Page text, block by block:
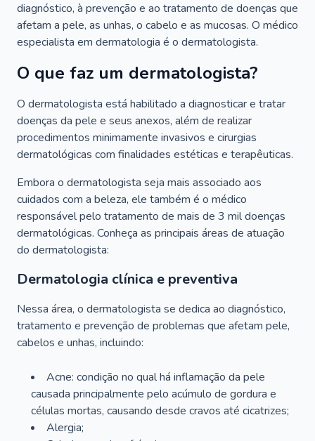
diagnóstico, à prevenção e ao tratamento de doenças que
afetam a pele, as unhas, o cabelo e as mucosas. O médico
especialista em dermatologia é o dermatologista.
O que faz um dermatologista?
O dermatologista está habilitado a diagnosticar e tratar
doenças da pele e seus anexos, além de realizar
procedimentos minimamente invasivos e cirurgias
dermatológicas com finalidades estéticas e terapêuticas.
Embora o dermatologista seja mais associado aos
cuidados com a beleza, ele também é o médico
responsável pelo tratamento de mais de 3 mil doenças
dermatológicas. Conheça as principais áreas de atuação
do dermatologista:
Dermatologia clínica e preventiva
Nessa área, o dermatologista se dedica ao diagnóstico,
tratamento e prevenção de problemas que afetam pele,
cabelos e unhas, incluindo:
Acne: condição no qual há inflamação da pele
causada principalmente pelo acúmulo de gordura e
células mortas, causando desde cravos até cicatrizes;
Alergia;